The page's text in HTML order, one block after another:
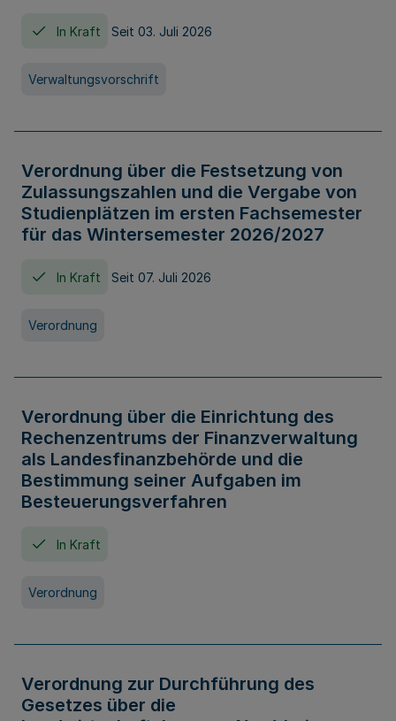
In Kraft Seit 03. Juli 2026
Verwaltungsvorschrift
Verordnung über die Festsetzung von
Zulassungszahlen und die Vergabe von
Studienplätzen im ersten Fachsemester
für das Wintersemester 2026/2027
In Kraft Seit 07. Juli 2026
Verordnung
Verordnung über die Einrichtung des
Rechenzentrums der Finanzverwaltung
als Landesfinanzbehörde und die
Bestimmung seiner Aufgaben im
Besteuerungsverfahren
In Kraft
Verordnung
Verordnung zur Durchführung des
Gesetzes über die